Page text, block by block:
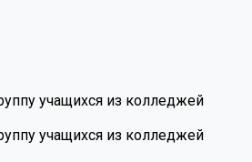
учащихся из колледжей
учащихся из колледжей